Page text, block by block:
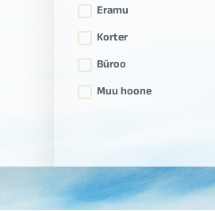
Eramu
Korter
Büroo
Muu hoone